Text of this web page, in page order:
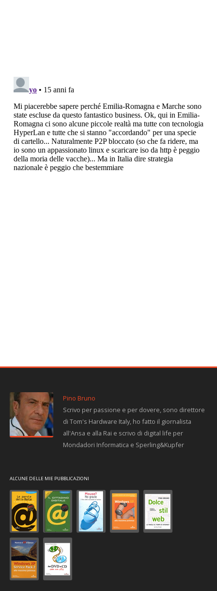
Pino Bruno
Scrivo per passione e per dovere, sono direttore
di Tom's Hardware Italy, ho fatto il giornalista
all'Ansa e alla Rai e scrivo di digital life per
Mondadori Informatica e Sperling&Kupfer
ALCUNE DELLE MIE PUBBLICAZIONI